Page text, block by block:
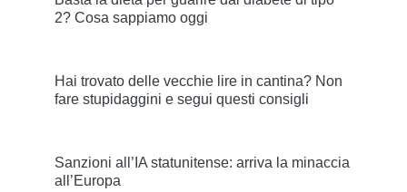
2? Cosa sappiamo oggi
Hai trovato delle vecchie lire in cantina? Non
fare stupidaggini e segui questi consigli
Sanzioni all’IA statunitense: arriva la minaccia
all’Europa